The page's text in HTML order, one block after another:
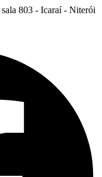
803 - Icaraí - Niterói